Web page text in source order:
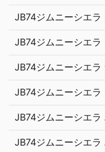
JB74ジムニーシエ
JB74ジムニーシエラ
JB74ジムニーシエラ
JB74ジムニーシエラ
JB74ジムニーシエラ
JB74ジムニーシエラ